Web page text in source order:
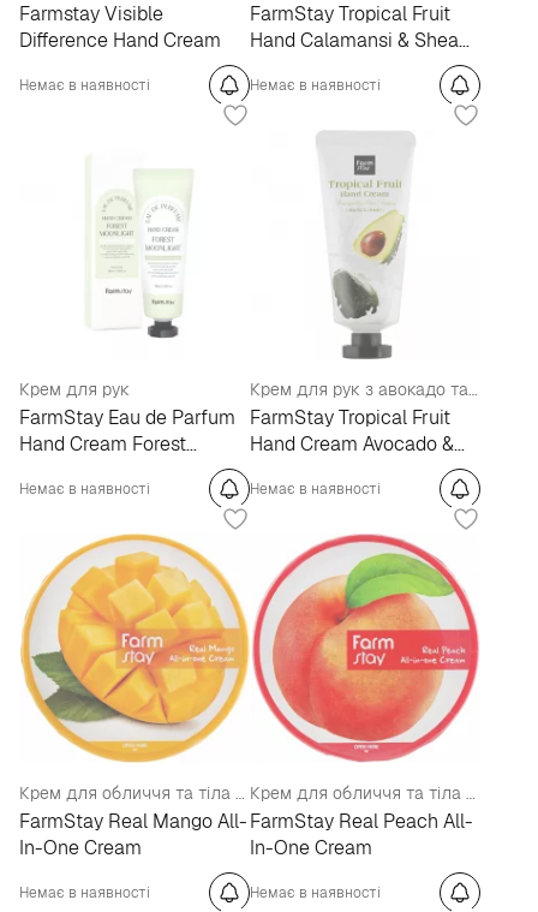
Farmstay Visible
Difference Hand Cream
Немає в наявності
FarmStay Tropical Fruit
Hand Calamansi & Shea
Немає в наявності
Крем для рук
FarmStay Eau de Parfum
Hand Cream Forest
Немає в наявності
Крем для рук з авокадо та маслом ши
FarmStay Tropical Fruit
Hand Cream Avocado &
Немає в наявності
Крем для обличчя та тіла з екстрактом манго
FarmStay Real Mango All-
In-One Cream
Немає в наявності
Крем для обличчя та тіла з екстрактом персика
FarmStay Real Peach All-
In-One Cream
Немає в наявності